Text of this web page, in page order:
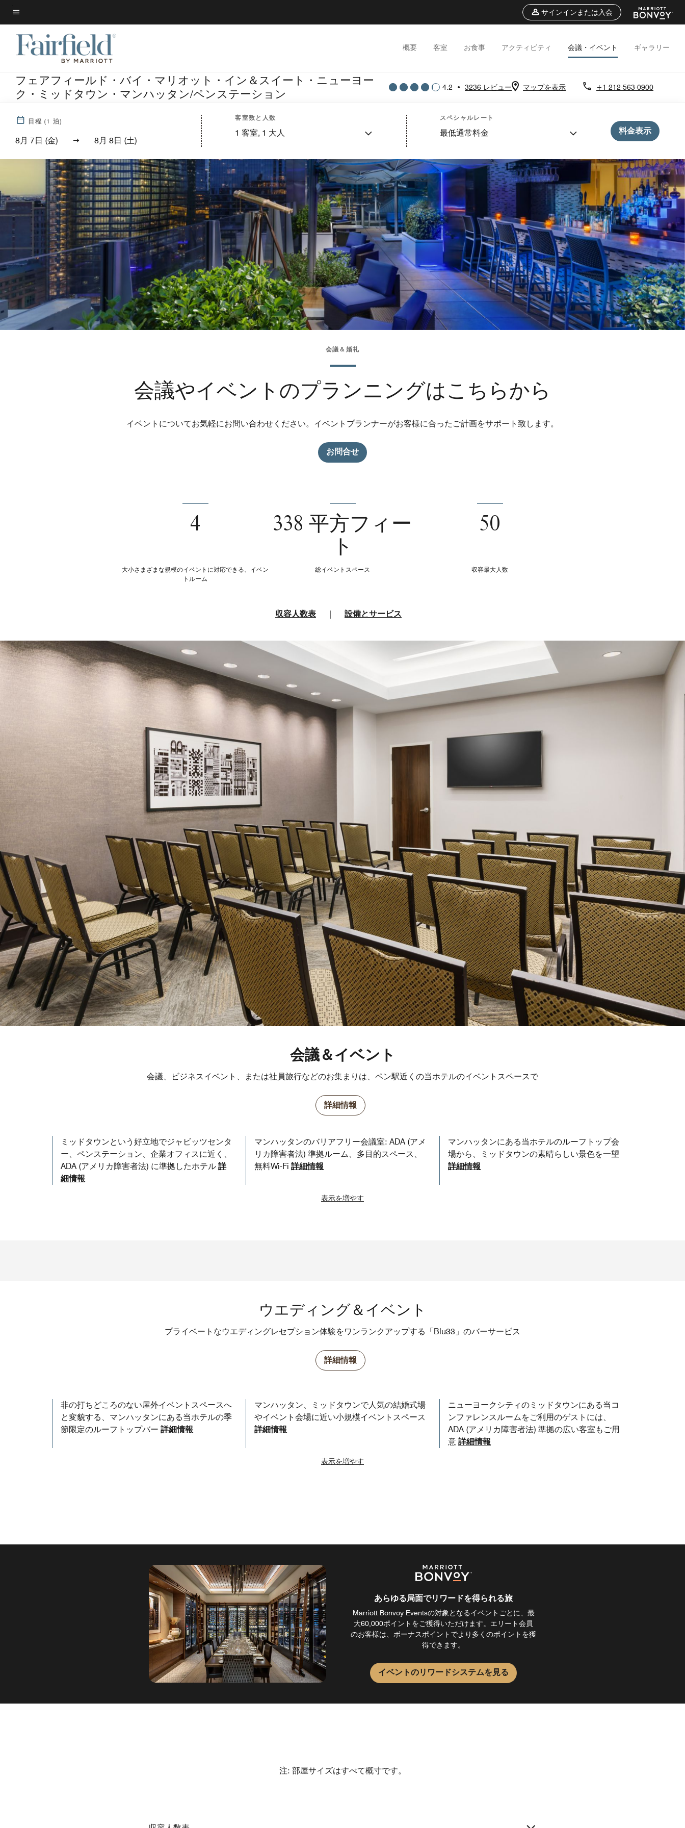
Skip
to
main
content
メニューのテキスト
サインインまたは入会
概要 客室 お食事 アクティビティ 会議・イベント ギャラリー
フェアフィールド・バイ・マリオット・イン＆スイート・ニューヨー
ク・ミッドタウン・マンハッタン/ペンステーション
4.2 • 3236 レビュー マップを表示 +1 212-563-0900
日程 (1 泊)
8月 7日 (金) 8月 8日 (土)
客室数と人数
1 客室, 1 大人
スペシャルレート
最低通常料金 料金表示
会議＆婚礼
会議やイベントのプランニングはこちらから
イベントについてお気軽にお問い合わせください。イベントプランナーがお客様に合ったご計画をサポート致します。
お問合せ
4
大小さまざまな規模のイベントに対応できる、イベン
トルーム
338 平方フィー
ト
総イベントスペース
50
収容最大人数
収容人数表 設備とサービス
会議＆イベント
会議、ビジネスイベント、または社員旅行などのお集まりは、ペン駅近くの当ホテルのイベントスペースで
詳細情報
ミッドタウンという好立地でジャビッツセンタ
ー、ペンステーション、企業オフィスに近く、
ADA (アメリカ障害者法) に準拠したホテル 詳
細情報
マンハッタンのバリアフリー会議室: ADA (アメ
リカ障害者法) 準拠ルーム、多目的スペース、
無料Wi-Fi 詳細情報
マンハッタンにある当ホテルのルーフトップ会
場から、ミッドタウンの素晴らしい景色を一望
詳細情報
表示を増やす
ウエディング＆イベント
プライベートなウエディングレセプション体験をワンランクアップする「Blu33」のバーサービス
詳細情報
非の打ちどころのない屋外イベントスペースへ
と変貌する、マンハッタンにある当ホテルの季
節限定のルーフトップバー 詳細情報
マンハッタン、ミッドタウンで人気の結婚式場
やイベント会場に近い小規模イベントスペース
詳細情報
ニューヨークシティのミッドタウンにある当コ
ンファレンスルームをご利用のゲストには、
ADA (アメリカ障害者法) 準拠の広い客室もご用
意 詳細情報
表示を増やす
あらゆる局面でリワードを得られる旅
Marriott Bonvoy Eventsの対象となるイベントごとに、最
大60,000ポイントをご獲得いただけます。エリート会員
のお客様は、ボーナスポイントでより多くのポイントを獲
得できます。
イベントのリワードシステムを見る
注: 部屋サイズはすべて概寸です。